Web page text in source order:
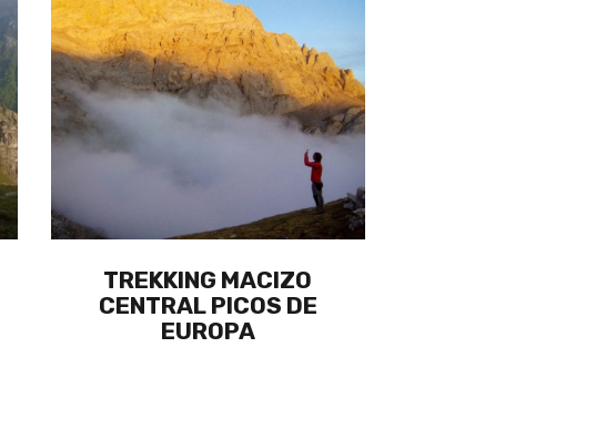
TREKKING MACIZO
CENTRAL PICOS DE
EUROPA